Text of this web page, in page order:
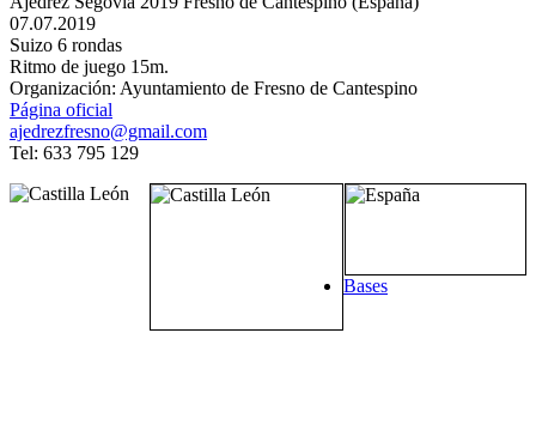
07.07.2019
Suizo 6 rondas
Ritmo de juego 15m.
Organización: Ayuntamiento de Fresno de Cantespino
Página oficial
ajedrezfresno@gmail.com
Tel: 633 795 129
Bases